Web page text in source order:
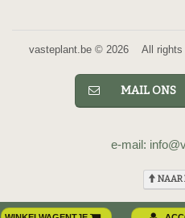
vasteplant.be © 2026 All
MAIL ONS
e-mail:
NAAR